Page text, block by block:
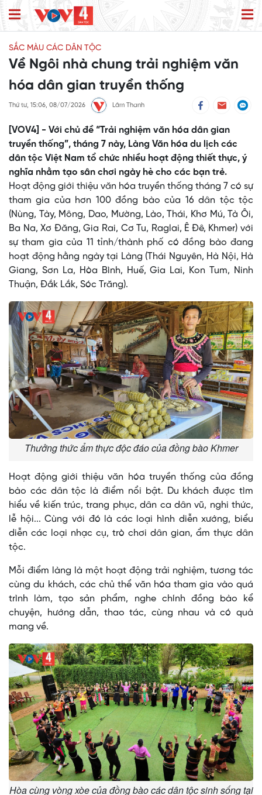
SẮC MÀU CÁC DÂN TỘC
Về Ngôi nhà chung trải nghiệm văn
hóa dân gian truyền thống
Thứ tư, 15:06, 08/07/2026 Lâm Thanh
[VOV4] - Với chủ đề “Trải nghiệm văn hóa dân gian
truyền thống”, tháng 7 này, Làng Văn hóa du lịch các
dân tộc Việt Nam tổ chức nhiều hoạt động thiết thực, ý
nghĩa nhằm tạo sân chơi ngày hè cho các bạn trẻ.
Hoạt động giới thiệu văn hóa truyền thống tháng 7 có sự
tham gia của hơn 100 đồng bào của 16 dân tộc tộc
(Nùng, Tày, Mông, Dao, Mường, Lào, Thái, Khơ Mú, Tà Ôi,
Ba Na, Xơ Đăng, Gia Rai, Cơ Tu, Raglai, Ê Đê, Khmer) với
sự tham gia của 11 tỉnh/thành phố có đồng bào đang
hoạt động hằng ngày tại Làng (Thái Nguyên, Hà Nội, Hà
Giang, Sơn La, Hòa Bình, Huế, Gia Lai, Kon Tum, Ninh
Thuận, Đắk Lắk, Sóc Trăng).
Thưởng thức ẩm thực độc đáo của đồng bào Khmer
Hoạt động giới thiệu văn hóa truyền thống của đồng
bào các dân tộc là điểm nổi bật. Du khách được tìm
hiểu về kiến trúc, trang phục, dân ca dân vũ, nghi thức,
lễ hội... Cùng với đó là các loại hình diễn xướng, biểu
diễn các loại nhạc cụ, trò chơi dân gian, ẩm thực dân
tộc.
Mỗi điểm làng là một hoạt động trải nghiệm, tương tác
cùng du khách, các chủ thể văn hóa tham gia vào quá
trình làm, tạo sản phẩm, nghe chính đồng bào kể
chuyện, hướng dẫn, thao tác, cùng nhau và có quà
mang về.
Hòa cùng vòng xòe của đồng bào các dân tộc sinh sống tại